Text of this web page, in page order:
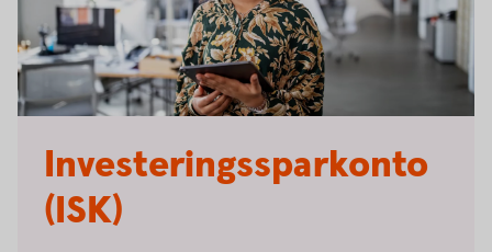
Investeringssparkonto
(ISK)